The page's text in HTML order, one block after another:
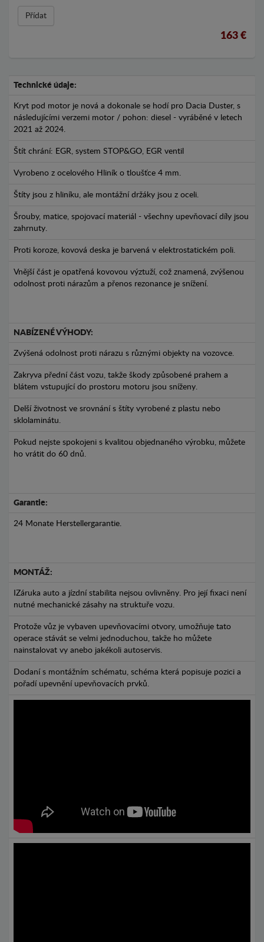
Přídat
163 €
Technické údaje:
Kryt pod motor je nová a dokonale se hodí pro Dacia Duster, s
následujícími verzemi motor / pohon: diesel - vyráběné v letech
2021 až 2024.
Štít chrání: EGR, system STOP&GO, EGR ventil
Vyrobeno z ocelového Hliník o tloušťce 4 mm.
Štíty jsou z hliníku, ale montážní držáky jsou z oceli.
Šrouby, matice, spojovací materiál - všechny upevňovací díly jsou
zahrnuty.
Proti koroze, kovová deska je barvená v elektrostatickém poli.
Vnější část je opatřená kovovou výztuží, což znamená, zvýšenou
odolnost proti nárazům a přenos rezonance je snížení.
NABÍZENÉ VÝHODY:
Zvýšená odolnost proti nárazu s různými objekty na vozovce.
Zakryva přední část vozu, takže škody způsobené prahem a
blátem vstupující do prostoru motoru jsou sníženy.
Delší životnost ve srovnání s štíty vyrobené z plastu nebo
sklolaminátu.
Pokud nejste spokojeni s kvalitou objednaného výrobku, můžete
ho vrátit do 60 dnů.
Garantie:
24 Monate Herstellergarantie.
MONTÁŽ:
IZáruka auto a jízdní stabilita nejsou ovlivněny. Pro její fixaci není
nutné mechanické zásahy na struktuře vozu.
Protože vůz je vybaven upevňovacími otvory, umožňuje tato
operace stávát se velmi jednoduchou, takže ho můžete
nainstalovat vy anebo jakékoli autoservis.
Dodaní s montážním schématu, schéma která popisuje pozici a
pořadí upevnění upevňovacích prvků.